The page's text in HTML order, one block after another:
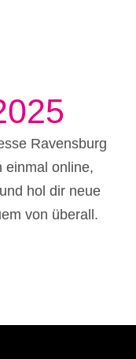
Ravensburg
einmal online,
hol dir neue
von überall.